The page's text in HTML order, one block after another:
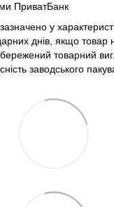
ПриватБанк
у
днів, якщо товар
товарний
заводського